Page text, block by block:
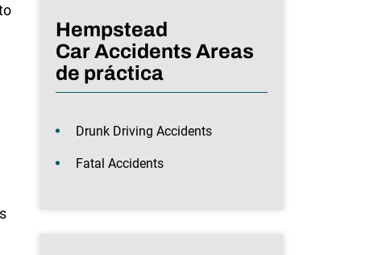
Hempstead
Car Accidents Areas
de práctica
Drunk Driving Accidents
Fatal Accidents